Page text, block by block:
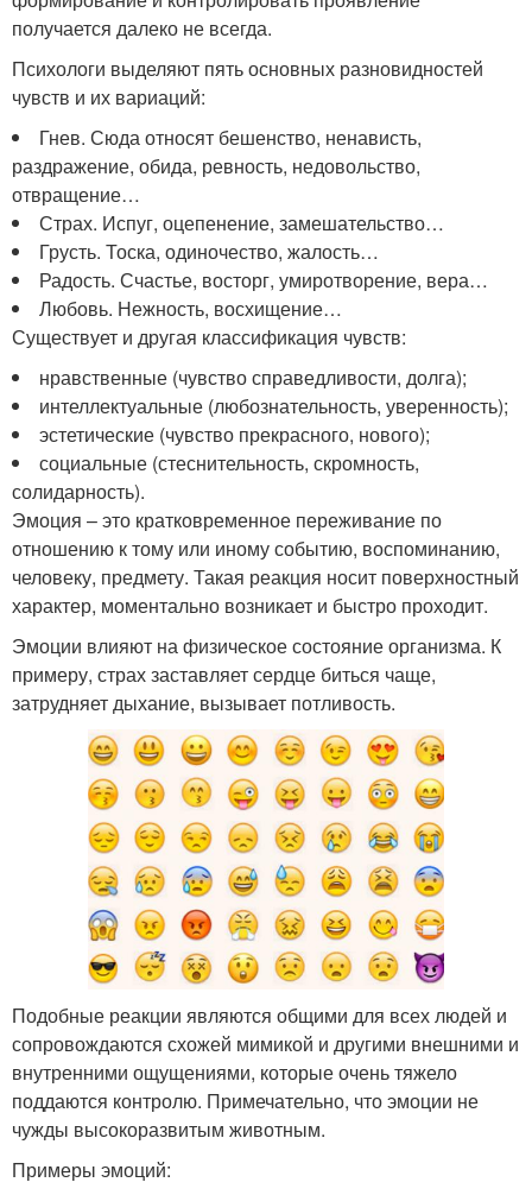
получается далеко не всегда.
Психологи выделяют пять основных разновидностей
чувств и их вариаций:
Гнев. Сюда относят бешенство, ненависть,
раздражение, обида, ревность, недовольство,
отвращение…
Страх. Испуг, оцепенение, замешательство…
Грусть. Тоска, одиночество, жалость…
Радость. Счастье, восторг, умиротворение, вера…
Любовь. Нежность, восхищение…
Существует и другая классификация чувств:
нравственные (чувство справедливости, долга);
интеллектуальные (любознательность, уверенность);
эстетические (чувство прекрасного, нового);
социальные (стеснительность, скромность,
солидарность).
Эмоция – это кратковременное переживание по
отношению к тому или иному событию, воспоминанию,
человеку, предмету. Такая реакция носит поверхностный
характер, моментально возникает и быстро проходит.
Эмоции влияют на физическое состояние организма. К
примеру, страх заставляет сердце биться чаще,
затрудняет дыхание, вызывает потливость.
Подобные реакции являются общими для всех людей и
сопровождаются схожей мимикой и другими внешними и
внутренними ощущениями, которые очень тяжело
поддаются контролю. Примечательно, что эмоции не
чужды высокоразвитым животным.
Примеры эмоций: